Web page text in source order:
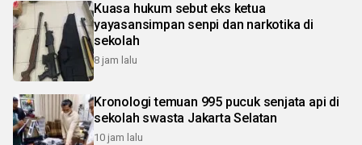
Kuasa hukum sebut eks ketua
yayasansimpan senpi dan narkotika di
sekolah
8 jam lalu
Kronologi temuan 995 pucuk senjata api di
sekolah swasta Jakarta Selatan
10 jam lalu